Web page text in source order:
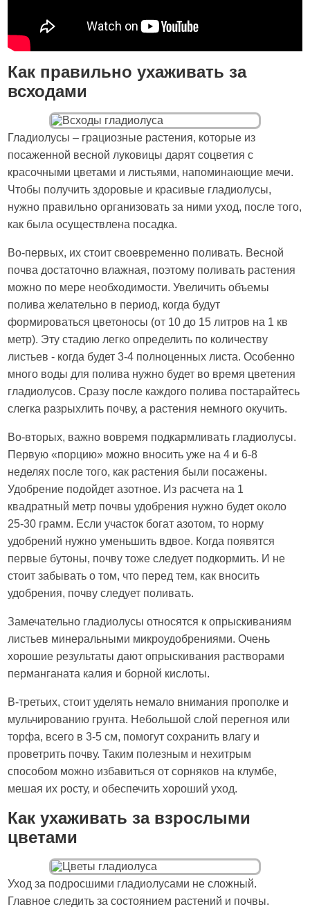
Как правильно ухаживать за
всходами
Гладиолусы – грациозные растения, которые из
посаженной весной луковицы дарят соцветия с
красочными цветами и листьями, напоминающие мечи.
Чтобы получить здоровые и красивые гладиолусы,
нужно правильно организовать за ними уход, после того,
как была осуществлена посадка.
Во-первых, их стоит своевременно поливать. Весной
почва достаточно влажная, поэтому поливать растения
можно по мере необходимости. Увеличить объемы
полива желательно в период, когда будут
формироваться цветоносы (от 10 до 15 литров на 1 кв
метр). Эту стадию легко определить по количеству
листьев - когда будет 3-4 полноценных листа. Особенно
много воды для полива нужно будет во время цветения
гладиолусов. Сразу после каждого полива постарайтесь
слегка разрыхлить почву, а растения немного окучить.
Во-вторых, важно вовремя подкармливать гладиолусы.
Первую «порцию» можно вносить уже на 4 и 6-8
неделях после того, как растения были посажены.
Удобрение подойдет азотное. Из расчета на 1
квадратный метр почвы удобрения нужно будет около
25-30 грамм. Если участок богат азотом, то норму
удобрений нужно уменьшить вдвое. Когда появятся
первые бутоны, почву тоже следует подкормить. И не
стоит забывать о том, что перед тем, как вносить
удобрения, почву следует поливать.
Замечательно гладиолусы относятся к опрыскиваниям
листьев минеральными микроудобрениями. Очень
хорошие результаты дают опрыскивания растворами
перманганата калия и борной кислоты.
В-третьих, стоит уделять немало внимания прополке и
мульчированию грунта. Небольшой слой перегноя или
торфа, всего в 3-5 см, помогут сохранить влагу и
проветрить почву. Таким полезным и нехитрым
способом можно избавиться от сорняков на клумбе,
мешая их росту, и обеспечить хороший уход.
Как ухаживать за взрослыми
цветами
Уход за подросшими гладиолусами не сложный.
Главное следить за состоянием растений и почвы.